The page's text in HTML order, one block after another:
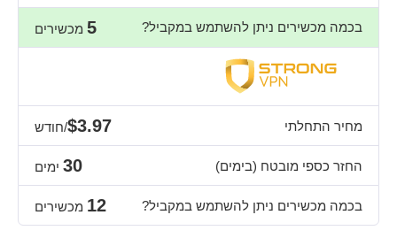
בכמה מכשירים ניתן להשתמש במקביל? 5 מכשירים
מחיר התחלתי $3.97/חודש
החזר כספי מובטח (בימים) 30 ימים
בכמה מכשירים ניתן להשתמש במקביל? 12 מכשירים